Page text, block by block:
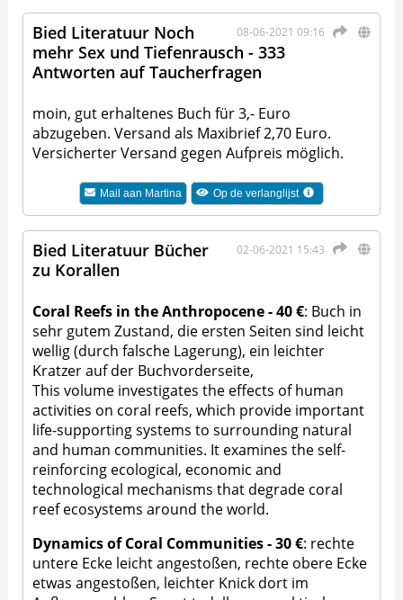
08-06-2021 09:16
Bied Literatuur Noch
mehr Sex und Tiefenrausch - 333
Antworten auf Taucherfragen
moin, gut erhaltenes Buch für 3,- Euro
abzugeben. Versand als Maxibrief 2,70 Euro.
Versicherter Versand gegen Aufpreis möglich.
Mail aan Martina Op de verlanglijst
02-06-2021 15:43
Bied Literatuur Bücher
zu Korallen
Coral Reefs in the Anthropocene - 40 €: Buch in
sehr gutem Zustand, die ersten Seiten sind leicht
wellig (durch falsche Lagerung), ein leichter
Kratzer auf der Buchvorderseite,
This volume investigates the effects of human
activities on coral reefs, which provide important
life-supporting systems to surrounding natural
and human communities. It examines the self-
reinforcing ecological, economic and
technological mechanisms that degrade coral
reef ecosystems around the world.
Dynamics of Coral Communities - 30 €: rechte
untere Ecke leicht angestoßen, rechte obere Ecke
etwas angestoßen, leichter Knick dort im